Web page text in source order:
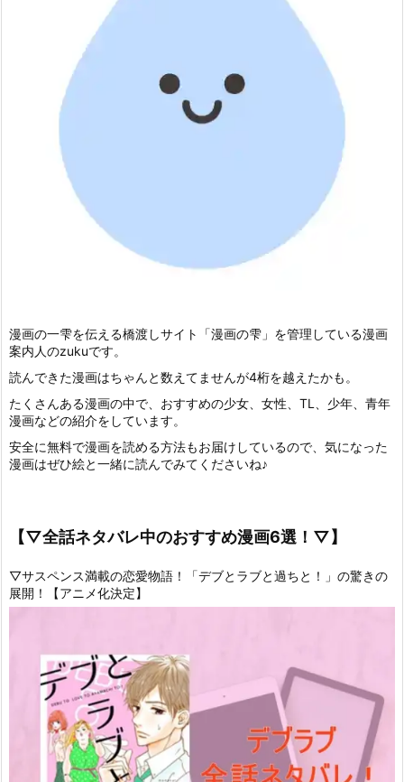
漫画の一雫を伝える橋渡しサイト「漫画の雫」を管理している漫画
案内人のzukuです。
読んできた漫画はちゃんと数えてませんが4桁を越えたかも。
たくさんある漫画の中で、おすすめの少女、女性、TL、少年、青年
漫画などの紹介をしています。
安全に無料で漫画を読める方法もお届けしているので、気になった
漫画はぜひ絵と一緒に読んでみてくださいね♪
【▽全話ネタバレ中のおすすめ漫画6選！▽】
▽サスペンス満載の恋愛物語！「デブとラブと過ちと！」の驚きの
展開！【アニメ化決定】